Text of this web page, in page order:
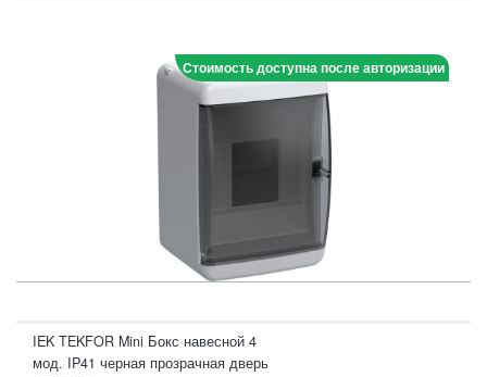
Стоимость доступна после авторизации
IEK TEKFOR Mini Бокс навесной 4
мод. IP41 черная прозрачная дверь